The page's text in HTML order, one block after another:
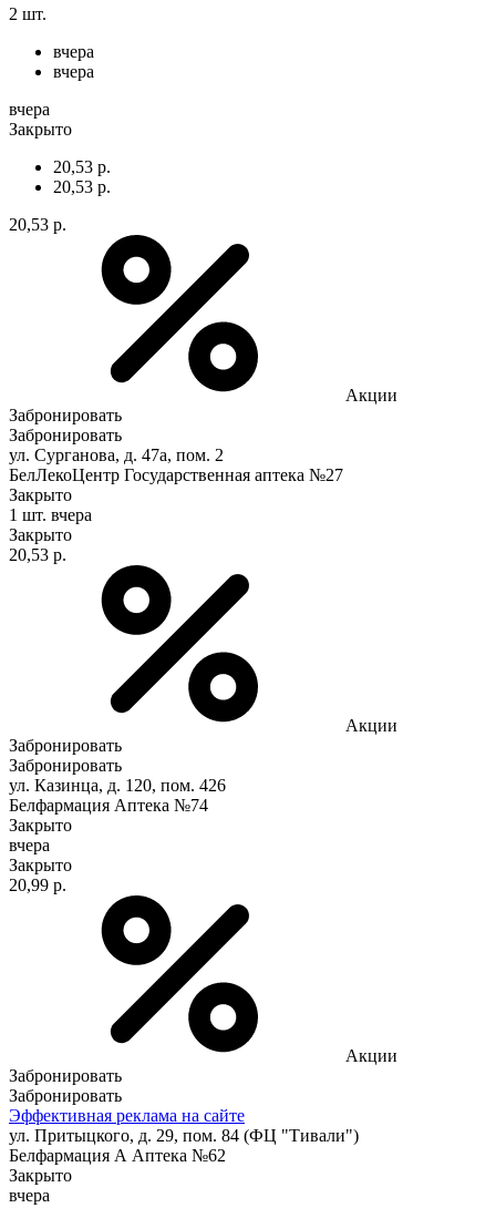
2 шт.
вчера
вчера
вчера
Закрыто
20,53 р.
20,53 р.
20,53 р.
Акции
Забронировать
Забронировать
ул. Сурганова, д. 47а, пом. 2
БелЛекоЦентр Государственная аптека №27
Закрыто
1 шт. вчера
Закрыто
20,53 р.
Акции
Забронировать
Забронировать
ул. Казинца, д. 120, пом. 426
Белфармация Аптека №74
Закрыто
вчера
Закрыто
20,99 р.
Акции
Забронировать
Забронировать
Эффективная реклама на сайте
ул. Притыцкого, д. 29, пом. 84 (ФЦ "Тивали")
Белфармация А Аптека №62
Закрыто
вчера